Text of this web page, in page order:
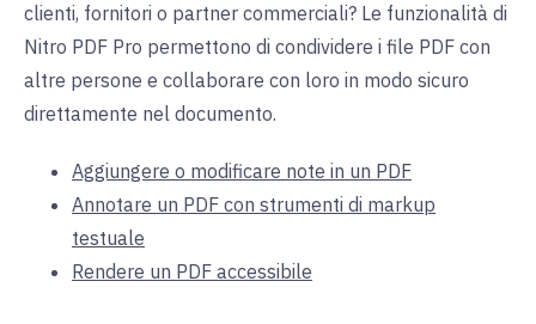
clienti, fornitori o partner commerciali? Le funzionalità di
Nitro PDF Pro permettono di condividere i file PDF con
altre persone e collaborare con loro in modo sicuro
direttamente nel documento.
Aggiungere o modificare note in un PDF
Annotare un PDF con strumenti di markup
testuale
Rendere un PDF accessibile